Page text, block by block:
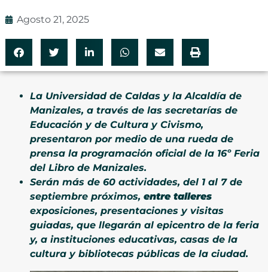
Agosto 21, 2025
La Universidad de Caldas y la Alcaldía de
Manizales, a través de las secretarías de
Educación y de Cultura y Civismo,
presentaron por medio de una rueda de
prensa la programación oficial de la 16º Feria
del Libro de Manizales.
Serán más de 60 actividades, del 1 al 7 de
septiembre próximos, entre talleres
exposiciones, presentaciones y visitas
guiadas, que llegarán al epicentro de la feria
y, a instituciones educativas, casas de la
cultura y bibliotecas públicas de la ciudad.